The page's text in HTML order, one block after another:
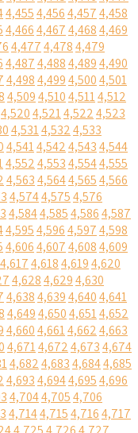
4,4554,4564,4574,458
4,4664,4674,4684,469
4,4774,4784,479
4,4874,4884,4894,490
4,4984,4994,5004,501
4,5094,5104,5114,512
4,5204,5214,5224,523
4,5314,5324,533
4,5414,5424,5434,544
4,5524,5534,5544,555
4,5634,5644,5654,566
4,5744,5754,576
4,5844,5854,5864,587
4,5954,5964,5974,598
4,6064,6074,6084,609
4,6174,6184,6194,620
4,6284,6294,630
4,6384,6394,6404,641
4,6494,6504,6514,652
4,6604,6614,6624,663
4,6714,6724,6734,674
4,6824,6834,6844,685
4,6934,6944,6954,696
4,7044,7054,706
4,7144,7154,7164,717